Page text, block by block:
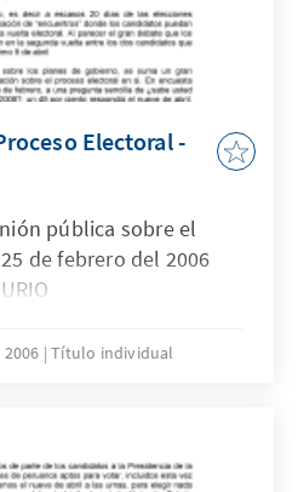
Electoral -
pública sobre el
de febrero del 2006
Título individual